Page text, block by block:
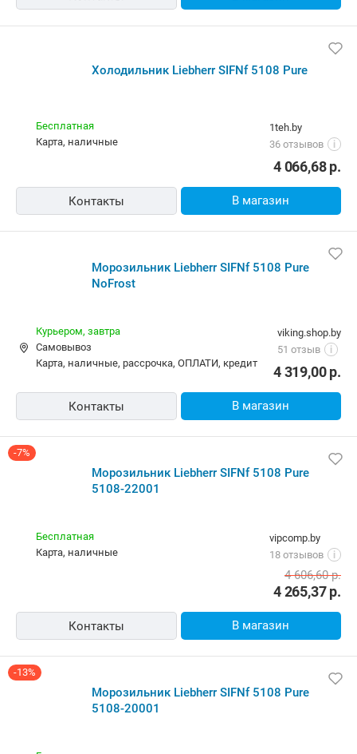
Холодильник Liebherr SIFNf 5108 Pure
1teh.by
36 отзывов
i
Бесплатная
карта, наличные
4 066,68р.
Контакты В магазин
Морозильник Liebherr SIFNf 5108 Pure
NoFrost
viking.shop.by
51 отзыв
i
Курьером, завтра
Самовывоз
карта, наличные, рассрочка, ОПЛАТИ, кредит
4 319,00р.
Контакты В магазин
-7%
Морозильник Liebherr SIFNf 5108 Pure
5108-22001
vipcomp.by
18 отзывов
i
Бесплатная
карта, наличные
4 265,37р.
4 606,60р.
Контакты В магазин
-13%
Морозильник Liebherr SIFNf 5108 Pure
5108-20001